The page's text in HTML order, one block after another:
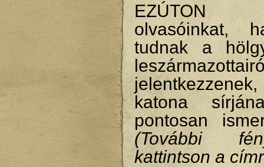
EZÚTON
olvasóinkat,
tudnak a
katona
pontosan
(További
kattintson a